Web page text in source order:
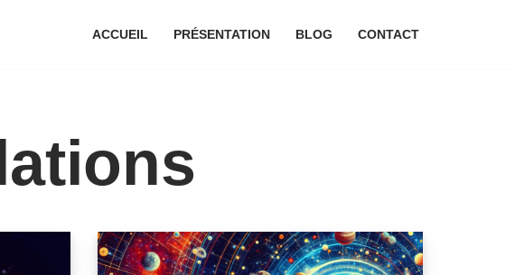
ACCUEIL PRÉSENTATION BLOG CONTACT